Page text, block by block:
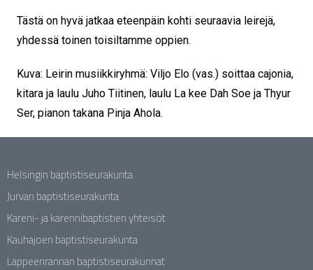
Tästä on hyvä jatkaa eteenpäin kohti seuraavia leirejä,
yhdessä toinen toisiltamme oppien.
Kuva: Leirin musiikkiryhmä: Viljo Elo (vas.) soittaa cajonia,
kitara ja laulu Juho Tiitinen, laulu La kee Dah Soe ja Thyur
Ser, pianon takana Pinja Ahola.
Helsingin baptistiseurakunta
Jurvan baptistiseurakunta
Kareni- ja karennibaptistien yhteisöt
Kauhajoen baptistiseurakunta
Lappeenrannan baptistiseurakunnat